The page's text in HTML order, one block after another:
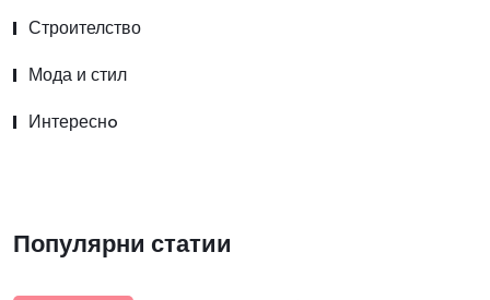
Строителство
Мода и стил
Интереснo
Популярни статии